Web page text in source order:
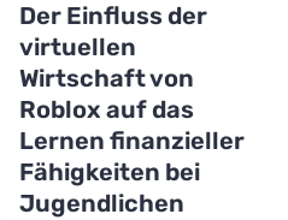
Der Einfluss der
virtuellen
Wirtschaft von
Roblox auf das
Lernen finanzieller
Fähigkeiten bei
Jugendlichen